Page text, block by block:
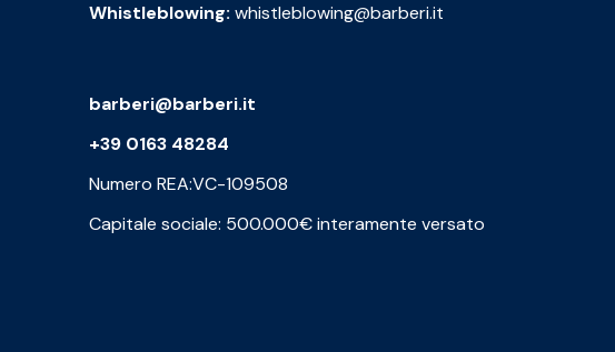
Whistleblowing: whistleblowing@barberi.it
barberi@barberi.it
+39 0163 48284
Numero REA:VC-109508
Capitale sociale: 500.000€ interamente versato